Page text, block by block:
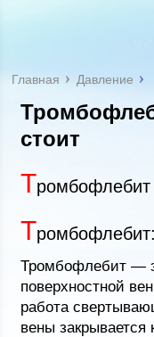
Главная Давление
стоит
Тромбофлебит
Т
Тромбофлебит —
поверхностной
работа
вены